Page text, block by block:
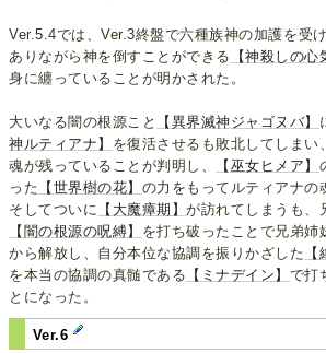
Ver.5.4では、Ver.3終盤で六種族神の加護を受
ありながら神を倒すことができる
【神殺しの心
身に纏っていることが明かされた。
大いなる闇の根源こと 【異界滅神ジャゴヌバ】
神ルティアナ】 を復活させるも敗北してしまい
魂が残っていることが判明し、
【巫女ヒメア】
った 【世界樹の花】 の力をもってルティアナの
そしてついに
【大魔瘴期】が訪れてしまうも、
【闇の根源の呪縛】 を打ち破ったことで兄弟姉
から解放し、自分本位な協調を振りかざした
を本当の協調の真髄である 【ミナデイン】 で打
とになった。
Ver.6